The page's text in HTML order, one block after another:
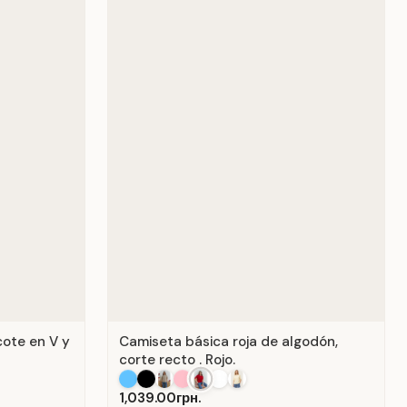
en V y
Camiseta básica roja de algodón,
corte recto . Rojo.
1,039.00грн.